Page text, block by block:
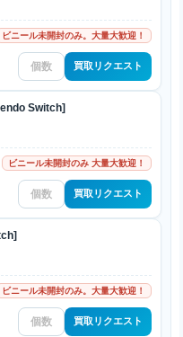
ビニール未開封のみ。大量大歓迎！
買取リクエスト
Switch]
ビニール未開封のみ 大量大歓迎！
買取リクエスト
ビニール未開封のみ。大量大歓迎！
買取リクエスト